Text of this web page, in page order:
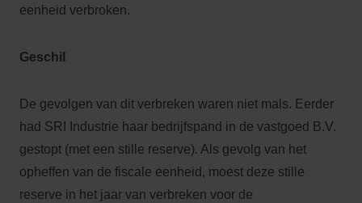
eenheid verbroken.
Geschil
De gevolgen van dit verbreken waren niet mals. Eerder
had SRI Industrie haar bedrijfspand in de vastgoed B.V.
gestopt (met een stille reserve). Als gevolg van het
opheffen van de fiscale eenheid, moest deze stille
reserve in het jaar van verbreken voor de